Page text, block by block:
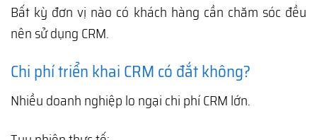
Bất kỳ đơn vị nào có khách hàng cần chăm sóc đều
nên sử dụng CRM.
Chi phí triển khai CRM có đắt không?
Nhiều doanh nghiệp lo ngại chi phí CRM lớn.